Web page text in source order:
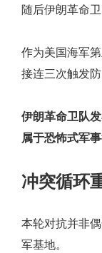
随后伊朗革命
作为美国海军
接连三次触发
伊朗革命卫队
属于恐怖式军
冲突循环
本轮对抗并非
军基地。